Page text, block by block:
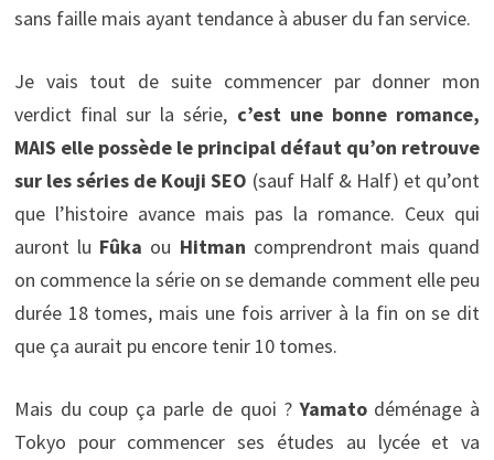
sans faille mais ayant tendance à abuser du fan service.
Je vais tout de suite commencer par donner mon
verdict final sur la série, c’est une bonne romance,
MAIS elle possède le principal défaut qu’on retrouve
sur les séries de Kouji SEO (sauf Half & Half) et qu’ont
que l’histoire avance mais pas la romance. Ceux qui
auront lu Fûka ou Hitman comprendront mais quand
on commence la série on se demande comment elle peu
durée 18 tomes, mais une fois arriver à la fin on se dit
que ça aurait pu encore tenir 10 tomes.
Mais du coup ça parle de quoi ?Yamato déménage à
Tokyo pour commencer ses études au lycée et va